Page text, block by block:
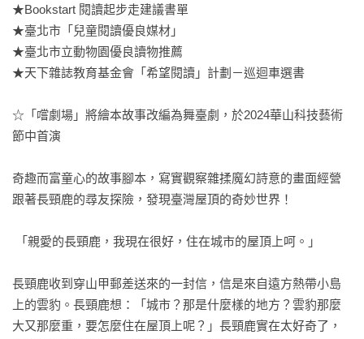
★Bookstart 閱讀起步走建議書單
★臺北市「兒童閱讀優良媒材」
★臺北市立動物園優良讀物推薦
★天下雜誌教育基金會「希望閱讀」計劃－巡迴車選書
☆「嚐劇場」將繪本故事改編為舞臺劇，於2024華山科技藝術
節中首演
奇趣而富童心的故事腳本，寫實觀察雜揉魔幻詩意的畫面經營
跟著長頸鹿的尋友探險，發現臺灣屋頂的奇妙世界！
長頸鹿收到穿山甲郵差送來的一封信，信是來自遠方熱帶小島
上的雲豹。長頸鹿想：「城市？那是什麼樣的地方？雲豹那麼
大又那麼重，要怎麼住在屋頂上呢？」長頸鹿實在太好奇了，